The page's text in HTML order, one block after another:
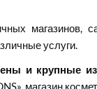
магазинов,
услуги.
и крупные
магазин